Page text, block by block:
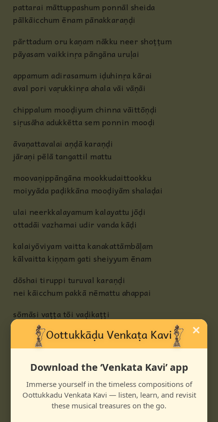
pattarai māttuppashum ponnāl sheida
pālkāicchum ēnam pānakkaraṇḍi
pārttadum oru kaṇam nākku neer shoṭṭum
pāyasam vaikkinṛa pāngāna uruḷai
appamum adirasamum iḍuhinṛa kārai
aval pori vaṛukkinṛa ahala vāi vāṇāi
chippalum mooḍiyum chinna vāittōṇḍi
siṛusāha adukkētta sem ponnin mooḍi
āvaṇattavalai aṇḍā karaṇḍi
jāraṇi pēlā tangattil mattu
moovaṇippāngāna mookkudaittookku
moiyyāda paḍikkāna mooḍiyām shalaḍai
ulai neerkkalayamum kalayattu jōḍi
ottadāi vazhamai udir vanda kāḍi
kalaiyōviyam vaitta kanakattāmbāḷam
kālvaitta kiṇṇam gati sheiyyum ēnam
dōshai tiruppi turuval karaṇḍi
nei kāicchum pakkā nēmattu ahappai
sōmāsi vaṭṭa tōi vaḍikaṭṭi
annattu vaṭṭil azhahāha neetti
arukkanaṛchaṭṭi āzhattuvambai
parukkaiyin pakkuvam pārkkum iḍukki
paṭṭu pazhakkāyum pākkōḍu veṭṛilai
kaṭṭuppaḍāmalē kanakattāmbāḷam
×
Download the ‘Venkata Kavi’ app
Immerse yourself in the timeless compositions of
Oottukkadu Venkata Kavi — listen, learn, and revisit
these musical treasures on the go.